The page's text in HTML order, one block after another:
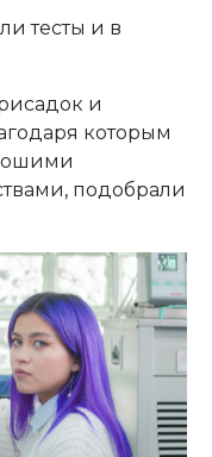
тесты и в
и
которым
подобрали